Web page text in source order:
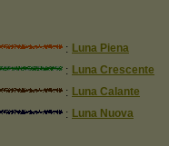
: Luna Piena
: Luna Crescente
: Luna Calante
: Luna Nuova